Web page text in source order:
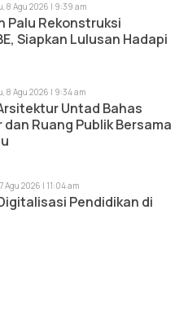
8 Agu 2026 | 9:39 am
Palu Rekonstruksi
Siapkan Lulusan Hadapi
8 Agu 2026 | 9:34 am
Untad Bahas
Ruang Publik Bersama
Agu 2026 | 11:04 am
Pendidikan di